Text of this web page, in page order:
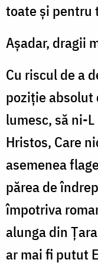
toate și pentru
Așadar, dragii
Cu riscul de a
poziție absolut
lumesc, să ni-
Hristos, Care
asemenea
părea de
împotriva
alunga din
ar mai fi putut